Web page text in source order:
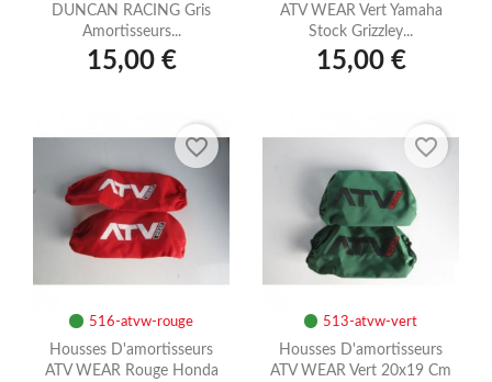
DUNCAN RACING Gris
Amortisseurs...
15,00 €
ATV WEAR Vert Yamaha
Stock Grizzley...
15,00 €
516-atvw-rouge
Housses D'amortisseurs
ATV WEAR Rouge Honda
favorite_border
513-atvw-vert
Housses D'amortisseurs
ATV WEAR Vert 20x19 Cm
favorite_border